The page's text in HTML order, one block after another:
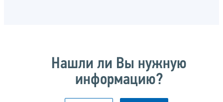
Нашли ли Вы нужную
информацию?